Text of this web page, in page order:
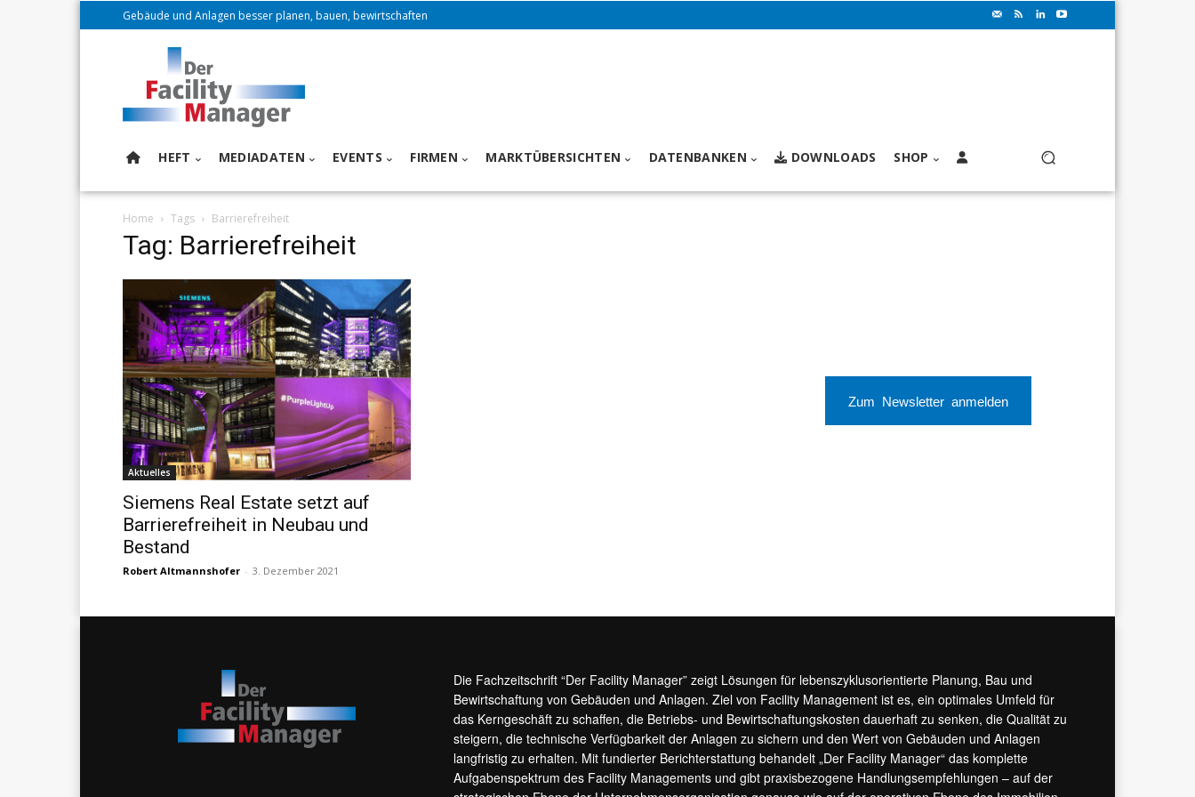
Gebäude und Anlagen besser planen, bauen, bewirtschaften
HEFT MEDIADATEN EVENTS FIRMEN MARKTÜBERSICHTEN DATENBANKEN DOWNLOADS SHOP
Home Tags Barrierefreiheit
Tag: Barrierefreiheit
Aktuelles
Siemens Real Estate setzt auf
Barrierefreiheit in Neubau und
Bestand
Robert Altmannshofer - 3. Dezember 2021
Zum Newsletter anmelden
Die Fachzeitschrift “Der Facility Manager” zeigt Lösungen für lebenszyklusorientierte Planung, Bau und
Bewirtschaftung von Gebäuden und Anlagen. Ziel von Facility Management ist es, ein optimales Umfeld für
das Kerngeschäft zu schaffen, die Betriebs- und Bewirtschaftungskosten dauerhaft zu senken, die Qualität zu
steigern, die technische Verfügbarkeit der Anlagen zu sichern und den Wert von Gebäuden und Anlagen
langfristig zu erhalten. Mit fundierter Berichterstattung behandelt „Der Facility Manager“ das komplette
Aufgabenspektrum des Facility Managements und gibt praxisbezogene Handlungsempfehlungen – auf der